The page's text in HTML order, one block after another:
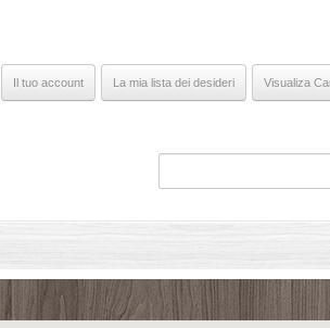
Il tuo account La mia lista dei desideri Visualiza